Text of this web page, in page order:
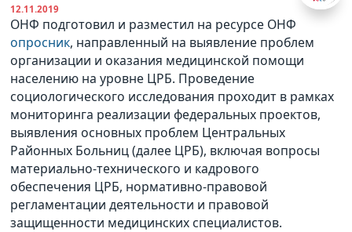
12.11.2019
ОНФ подготовил и разместил на ресурсе ОНФ
опросник, направленный на выявление проблем
организации и оказания медицинской помощи
населению на уровне ЦРБ. Проведение
социологического исследования проходит в рамках
мониторинга реализации федеральных проектов,
выявления основных проблем Центральных
Районных Больниц (далее ЦРБ), включая вопросы
материально-технического и кадрового
обеспечения ЦРБ, нормативно-правовой
регламентации деятельности и правовой
защищенности медицинских специалистов.